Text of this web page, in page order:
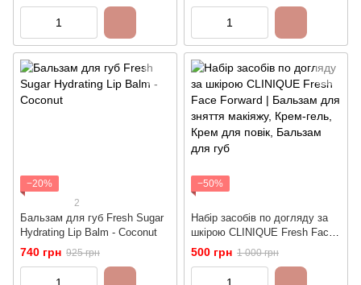
−20%
2
Бальзам для губ Fresh Sugar
Hydrating Lip Balm - Coconut
740 грн 925 грн
−50%
Набір засобів по догляду за
шкірою CLINIQUE Fresh Face
Forward | Бальзам для зняття
макіяжу, Крем-гель, Крем для
повік, Бальзам для губ
500 грн 1 000 грн